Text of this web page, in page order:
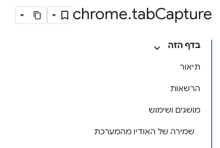
chrome.tabCapture
בדף הזה
תיאור
הרשאות
מושגים ושימוש
שמירה של האודיו מהמערכת